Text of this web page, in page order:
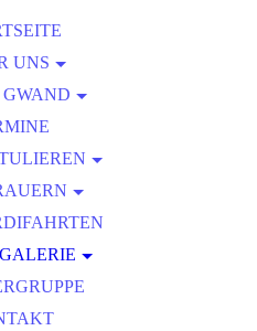
UNS
FAHNE
2015
DEN RICHTGEN ANLASS
2026
2025
2024
2023